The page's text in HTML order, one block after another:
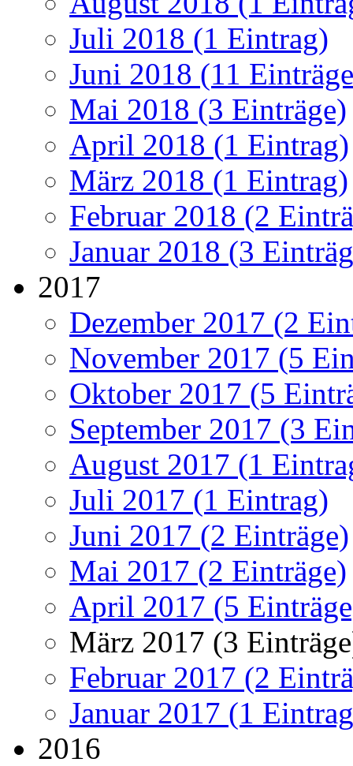
Juli 2018 (1 Eintrag)
Juni 2018 (11
Mai 2018 (3 Einträge)
April 2018 (1 Eintrag)
März 2018 (1 Eintrag)
Februar 2018 (2
Januar 2018 (3
2017
Dezember 2017 (2
November 2017 (5
Oktober 2017 (5
September 2017 (3
August 2017 (1
Juli 2017 (1 Eintrag)
Juni 2017 (2 Einträge)
Mai 2017 (2 Einträge)
April 2017 (5
März 2017 (3
Februar 2017 (2
Januar 2017 (1
2016